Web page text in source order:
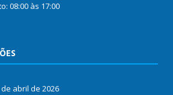
08:00 às 17:00
de abril de 2026